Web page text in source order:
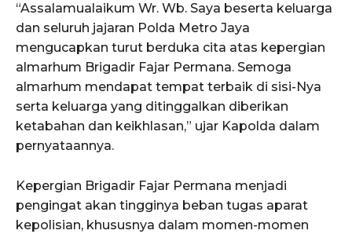
“Assalamualaikum Wr. Wb. Saya beserta keluarga
dan seluruh jajaran Polda Metro Jaya
mengucapkan turut berduka cita atas kepergian
almarhum Brigadir Fajar Permana. Semoga
almarhum mendapat tempat terbaik di sisi-Nya
serta keluarga yang ditinggalkan diberikan
ketabahan dan keikhlasan,” ujar Kapolda dalam
pernyataannya.
Kepergian Brigadir Fajar Permana menjadi
pengingat akan tingginya beban tugas aparat
kepolisian, khususnya dalam momen-momen